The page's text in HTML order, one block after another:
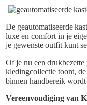
De geautomatiseerde
luxe en comfort in je
je gewenste outfit kunt
Of je nu een
kledingcollectie toont,
binnen handbereik
Vereenvoudiging van